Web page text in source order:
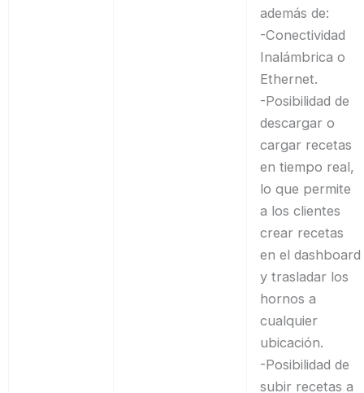
además de:
-Conectividad
Inalámbrica o
Ethernet.
-Posibilidad de
descargar o
cargar recetas
en tiempo real,
lo que permite
a los clientes
crear recetas
en el dashboard
y trasladar los
hornos a
cualquier
ubicación.
-Posibilidad de
subir recetas a